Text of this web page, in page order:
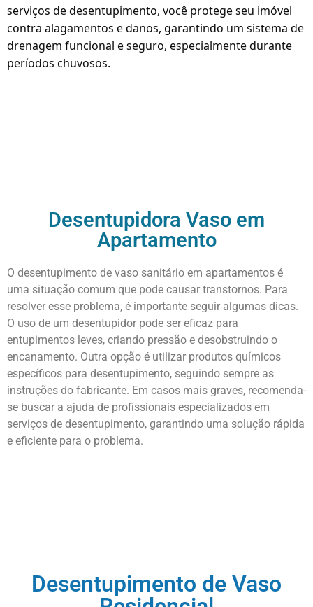
serviços de desentupimento, você protege seu imóvel
contra alagamentos e danos, garantindo um sistema de
drenagem funcional e seguro, especialmente durante
períodos chuvosos.
Desentupidora Vaso em
Apartamento
O desentupimento de vaso sanitário em apartamentos é
uma situação comum que pode causar transtornos. Para
resolver esse problema, é importante seguir algumas dicas.
O uso de um desentupidor pode ser eficaz para
entupimentos leves, criando pressão e desobstruindo o
encanamento. Outra opção é utilizar produtos químicos
específicos para desentupimento, seguindo sempre as
instruções do fabricante. Em casos mais graves, recomenda-
se buscar a ajuda de profissionais especializados em
serviços de desentupimento, garantindo uma solução rápida
e eficiente para o problema.
Desentupimento de Vaso